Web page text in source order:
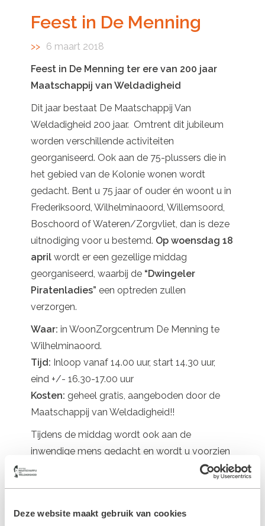
Deze website maakt gebruik van cookies
Feest in De Menning
6 maart 2018
Feest in De Menning ter ere van 200 jaar
Maatschappij van Weldadigheid
Dit jaar bestaat De Maatschappij Van
Weldadigheid 200 jaar. Omtrent dit jubileum
worden verschillende activiteiten
georganiseerd. Ook aan de 75-plussers die in
het gebied van de Kolonie wonen wordt
gedacht. Bent u 75 jaar of ouder én woont u in
Frederiksoord, Wilhelminaoord, Willemsoord,
Boschoord of Wateren/Zorgvliet, dan is deze
uitnodiging voor u bestemd. Op woensdag 18
aprilwordt er een gezellige middag
georganiseerd, waarbij de “Dwingeler
Piratenladies” een optreden zullen
verzorgen.
Waar: in WoonZorgcentrum De Menning te
Wilhelminaoord.
Tijd: Inloop vanaf 14.00 uur, start 14.30 uur,
eind +/- 16.30-17.00 uur
Kosten: geheel gratis, aangeboden door de
Maatschappij van Weldadigheid!!
Tijdens de middag wordt ook aan de
inwendige mens gedacht en wordt u voorzien
van een natje en een droogje.
Bent u al enthousiast…?U dient zich wel op te